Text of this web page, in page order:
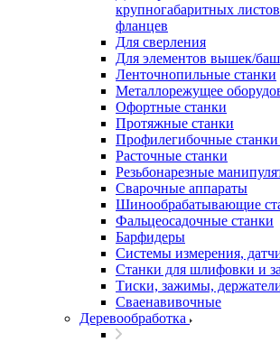
крупногабаритных
фланцев
Для сверления
Для элементов вышек/
Ленточнопильные станки
Металлорежущее
Офортные станки
Протяжные станки
Профилегибочные
Расточные станки
Резьбонарезные
Сварочные аппараты
Шинообрабатывающие
Фальцеосадочные станки
Барфидеры
Системы измерения,
Станки для шлифовки и
Тиски, зажимы,
Cваенавивочные
Деревообработка